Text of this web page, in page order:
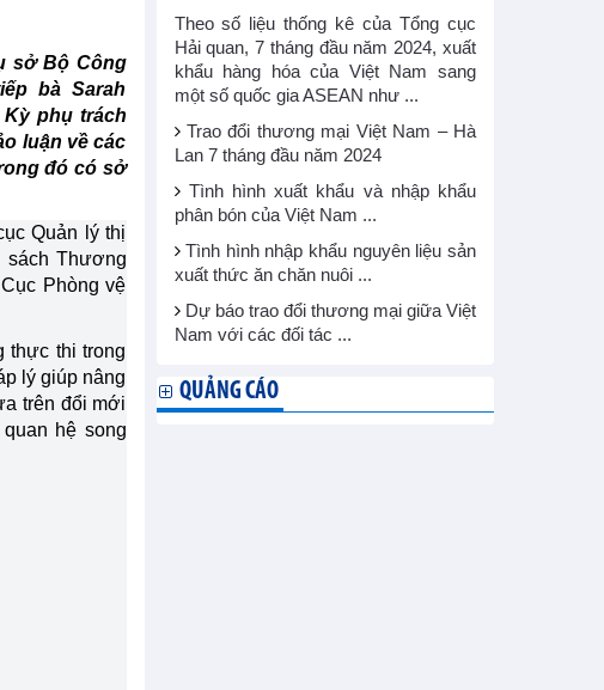
sở Bộ Công
bà Sarah
phụ trách
luận về các
đó có sở
Quản lý thị
sách Thương
Phòng vệ
thực thi trong
lý giúp nâng
trên đổi mới
hệ song
Theo số liệu thống kê của Tổng cục
Hải quan, 7 tháng đầu năm 2024, xuất
khẩu hàng hóa của Việt Nam sang
một số quốc gia ASEAN như ...
Trao đổi thương mại Việt Nam – Hà
Lan 7 tháng đầu năm 2024
Tình hình xuất khẩu và nhập khẩu
phân bón của Việt Nam ...
Tình hình nhập khẩu nguyên liệu sản
xuất thức ăn chăn nuôi ...
Dự báo trao đổi thương mại giữa Việt
Nam với các đối tác ...
QUẢNG CÁO